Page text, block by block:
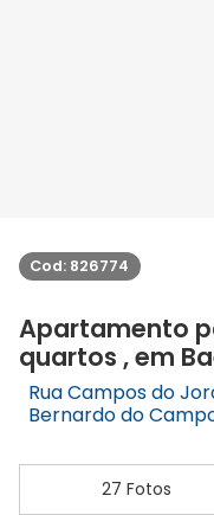
Cod: 826774
Apartamento
quartos , em
Rua Campos do
Bernardo do
27 Fotos